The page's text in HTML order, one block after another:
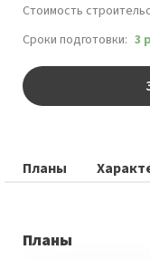
Стоимость
Сроки подготовки: 3
Планы
Планы